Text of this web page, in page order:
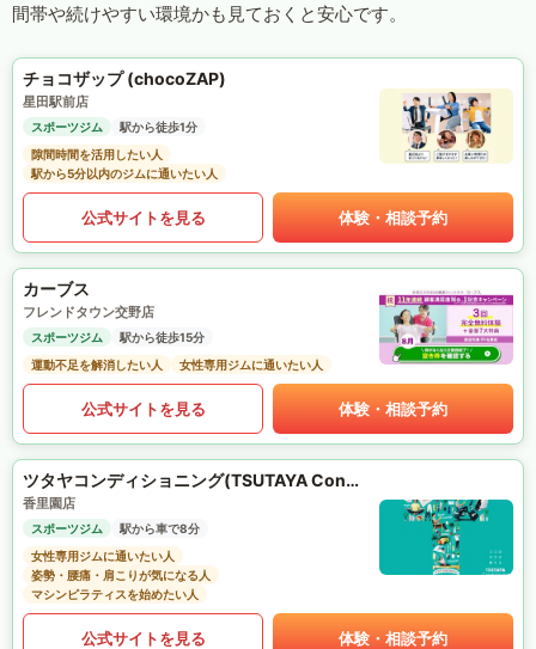
間帯や続けやすい環境かも見ておくと安心です。
チョコザップ (chocoZAP)
星田駅前店
スポーツジム
駅から徒歩1分
隙間時間を活用したい人
駅から5分以内のジムに通いたい人
公式サイトを見る 体験・相談予約
カーブス
フレンドタウン交野店
スポーツジム
駅から徒歩15分
運動不足を解消したい人
女性専用ジムに通いたい人
公式サイトを見る 体験・相談予約
ツタヤコンディショニング(TSUTAYA Conditioning)PILATES
香里園店
スポーツジム
駅から車で8分
女性専用ジムに通いたい人
姿勢・腰痛・肩こりが気になる人
マシンピラティスを始めたい人
公式サイトを見る 体験・相談予約